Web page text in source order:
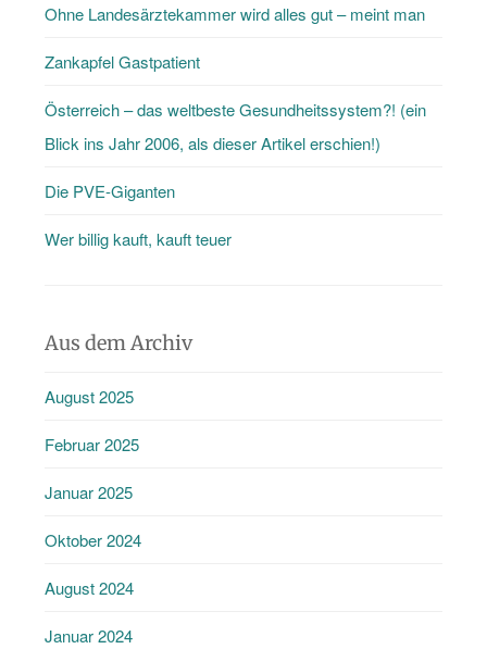
Ohne Landesärztekammer wird alles gut – meint man
Zankapfel Gastpatient
Österreich – das weltbeste Gesundheitssystem?! (ein
Blick ins Jahr 2006, als dieser Artikel erschien!)
Die PVE-Giganten
Wer billig kauft, kauft teuer
Aus dem Archiv
August 2025
Februar 2025
Januar 2025
Oktober 2024
August 2024
Januar 2024